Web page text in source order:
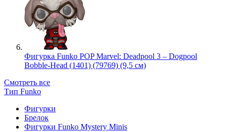
Фигурка Funko POP Marvel: Deadpool 3 – Dogpool
Bobble-Head (1401) (79769) (9,5 см)
Смотреть все
Тип Funko
Фигурки
Брелок
Фигурки Funko Mystery Minis